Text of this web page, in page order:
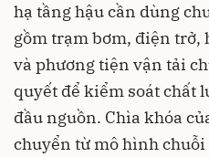
hạ tầng hậu cần dùng
gồm trạm bơm, điện trở,
và phương tiện vận tải
quyết để kiểm soát chất
đầu nguồn. Chìa khóa
chuyển từ mô hình